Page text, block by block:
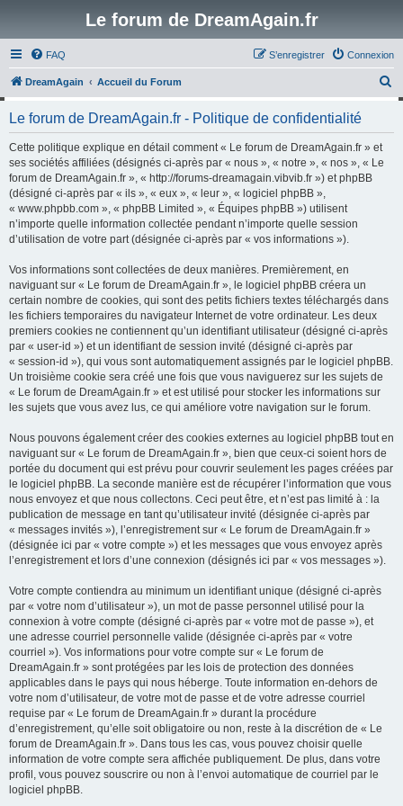
Le forum de DreamAgain.fr
FAQ Connexion
S’enregistrer
DreamAgain Accueil du Forum
Le forum de DreamAgain.fr - Politique de confidentialité
Cette politique explique en détail comment « Le forum de DreamAgain.fr » et
ses sociétés affiliées (désignés ci-après par « nous », « notre », « nos », « Le
forum de DreamAgain.fr », « http://forums-dreamagain.vibvib.fr ») et phpBB
(désigné ci-après par « ils », « eux », « leur », « logiciel phpBB »,
« www.phpbb.com », « phpBB Limited », « Équipes phpBB ») utilisent
n’importe quelle information collectée pendant n’importe quelle session
d’utilisation de votre part (désignée ci-après par « vos informations »).
Vos informations sont collectées de deux manières. Premièrement, en
naviguant sur « Le forum de DreamAgain.fr », le logiciel phpBB créera un
certain nombre de cookies, qui sont des petits fichiers textes téléchargés dans
les fichiers temporaires du navigateur Internet de votre ordinateur. Les deux
premiers cookies ne contiennent qu’un identifiant utilisateur (désigné ci-après
par « user-id ») et un identifiant de session invité (désigné ci-après par
« session-id »), qui vous sont automatiquement assignés par le logiciel phpBB.
Un troisième cookie sera créé une fois que vous naviguerez sur les sujets de
« Le forum de DreamAgain.fr » et est utilisé pour stocker les informations sur
les sujets que vous avez lus, ce qui améliore votre navigation sur le forum.
Nous pouvons également créer des cookies externes au logiciel phpBB tout en
naviguant sur « Le forum de DreamAgain.fr », bien que ceux-ci soient hors de
portée du document qui est prévu pour couvrir seulement les pages créées par
le logiciel phpBB. La seconde manière est de récupérer l’information que vous
nous envoyez et que nous collectons. Ceci peut être, et n’est pas limité à : la
publication de message en tant qu’utilisateur invité (désignée ci-après par
« messages invités »), l’enregistrement sur « Le forum de DreamAgain.fr »
(désignée ici par « votre compte ») et les messages que vous envoyez après
l’enregistrement et lors d’une connexion (désignés ici par « vos messages »).
Votre compte contiendra au minimum un identifiant unique (désigné ci-après
par « votre nom d’utilisateur »), un mot de passe personnel utilisé pour la
connexion à votre compte (désigné ci-après par « votre mot de passe »), et
une adresse courriel personnelle valide (désignée ci-après par « votre
courriel »). Vos informations pour votre compte sur « Le forum de
DreamAgain.fr » sont protégées par les lois de protection des données
applicables dans le pays qui nous héberge. Toute information en-dehors de
votre nom d’utilisateur, de votre mot de passe et de votre adresse courriel
requise par « Le forum de DreamAgain.fr » durant la procédure
d’enregistrement, qu’elle soit obligatoire ou non, reste à la discrétion de « Le
forum de DreamAgain.fr ». Dans tous les cas, vous pouvez choisir quelle
information de votre compte sera affichée publiquement. De plus, dans votre
profil, vous pouvez souscrire ou non à l’envoi automatique de courriel par le
logiciel phpBB.